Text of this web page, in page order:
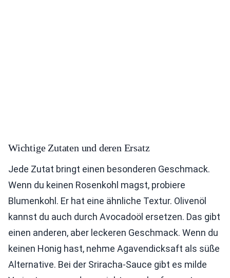
Wichtige Zutaten und deren Ersatz
Jede Zutat bringt einen besonderen Geschmack.
Wenn du keinen Rosenkohl magst, probiere
Blumenkohl. Er hat eine ähnliche Textur. Olivenöl
kannst du auch durch Avocadoöl ersetzen. Das gibt
einen anderen, aber leckeren Geschmack. Wenn du
keinen Honig hast, nehme Agavendicksaft als süße
Alternative. Bei der Sriracha-Sauce gibt es milde